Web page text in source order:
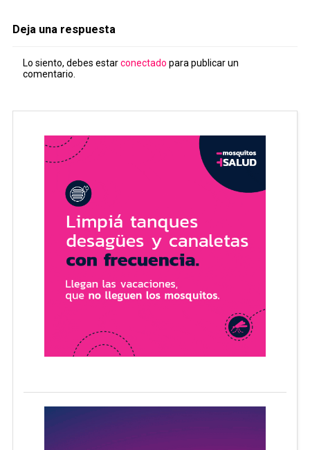
Deja una respuesta
Lo siento, debes estarconectado para publicar un
comentario.